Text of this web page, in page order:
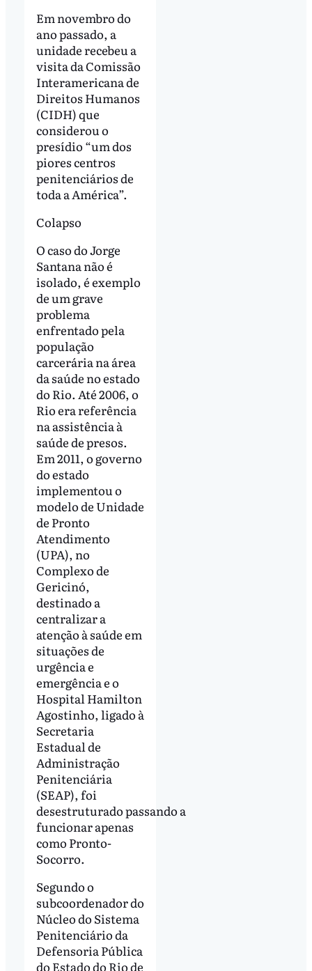
Em novembro do
ano passado, a
unidade recebeu a
visita da Comissão
Interamericana de
Direitos Humanos
(CIDH) que
considerou o
presídio “um dos
piores centros
penitenciários de
toda a América”.
Colapso
O caso do Jorge
Santana não é
isolado, é exemplo
de um grave
problema
enfrentado pela
população
carcerária na área
da saúde no estado
do Rio. Até 2006, o
Rio era referência
na assistência à
saúde de presos.
Em 2011, o governo
do estado
implementou o
modelo de Unidade
de Pronto
Atendimento
(UPA), no
Complexo de
Gericinó,
destinado a
centralizar a
atenção à saúde em
situações de
urgência e
emergência e o
Hospital Hamilton
Agostinho, ligado à
Secretaria
Estadual de
Administração
Penitenciária
(SEAP), foi
desestruturado passando a
funcionar apenas
como Pronto-
Socorro.
Segundo o
subcoordenador do
Núcleo do Sistema
Penitenciário da
Defensoria Pública
do Estado do Rio de